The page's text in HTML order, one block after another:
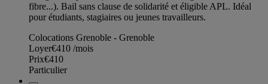
fibre...). Bail sans clause de solidarité et éligible APL. Idéal
pour étudiants, stagiaires ou jeunes travailleurs.
Colocations Grenoble - Grenoble
Loyer€410 /mois
Prix€410
Particulier